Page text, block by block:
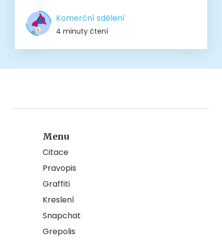
Komerční sdělení
4 minuty čtení
Menu
Citace
Pravopis
Graffiti
Kreslení
Snapchat
Grepolis